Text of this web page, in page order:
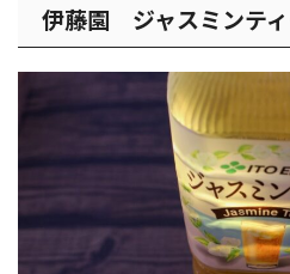
伊藤園 ジャスミンテ